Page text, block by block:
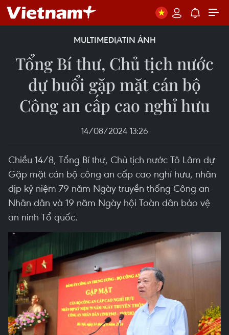
MULTIMEDIATIN ẢNH
Tổng Bí thư, Chủ tịch nước
dự buổi gặp mặt cán bộ
Công an cấp cao nghỉ hưu
14/08/2024 13:26
Chiều 14/8, Tổng Bí thư, Chủ tịch nước Tô Lâm dự
Gặp mặt cán bộ công an cấp cao nghỉ hưu, nhân
dịp kỷ niệm 79 năm Ngày truyền thống Công an
Nhân dân và 19 năm Ngày hội Toàn dân bảo vệ
an ninh Tổ quốc.